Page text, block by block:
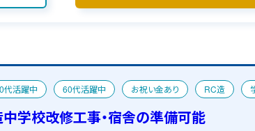
代活躍中 60代活躍中 お祝い金あり RC造
学校改修工事・宿舎の準備可能